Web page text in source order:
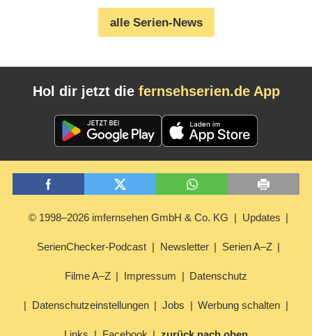
(07.08.2026)
alle Serien-News
Hol dir jetzt die fernsehserien.de App
© 1998–2026 imfernsehen GmbH & Co. KG Updates
SerienChecker-Podcast Newsletter Serien A–Z
Filme A–Z Impressum Datenschutz
Datenschutzeinstellungen Jobs Werbung schalten